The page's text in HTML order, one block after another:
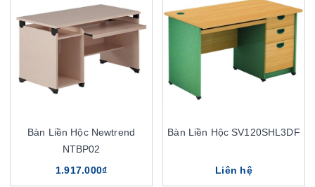
Bàn Liền Hộc Newtrend
NTBP02
1.917.000₫
Bàn Liền Hộc SV120SHL3DF
Liên hệ